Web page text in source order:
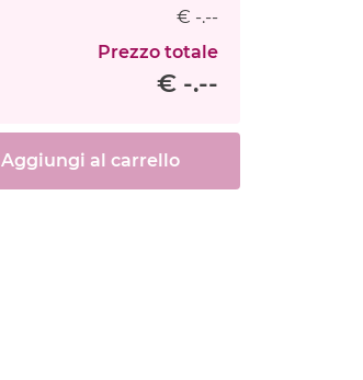
€ -.--
Prezzo totale
€ -.--
Aggiungi al carrello